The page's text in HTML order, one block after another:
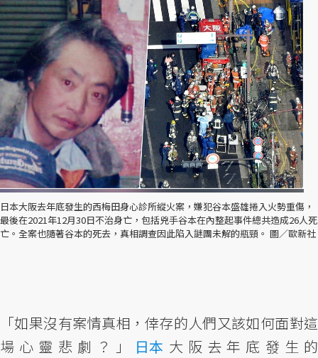
日本大阪去年底發生的西梅田身心診所縱火案，嫌犯谷本盛雄捲入火勢重傷，
最後在2021年12月30日不治身亡，包括兇手谷本在內整起事件總共造成26人死
亡。全案也隨著谷本的死去，真相調查因此陷入謎團未解的瓶頸。 圖／歐新社
「如果沒有案情真相，倖存的人們又該如何面對這
場心靈悲劇？」 日本 大阪去年底發生的